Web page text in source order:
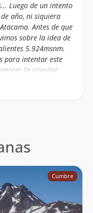
Luego de un intento
año, ni siquiera
Antes de que
sobre la idea de
5.924msnm.
para intentar este
la singular
utilizada para
la cumbre del Volcán
luego de
Cumbre